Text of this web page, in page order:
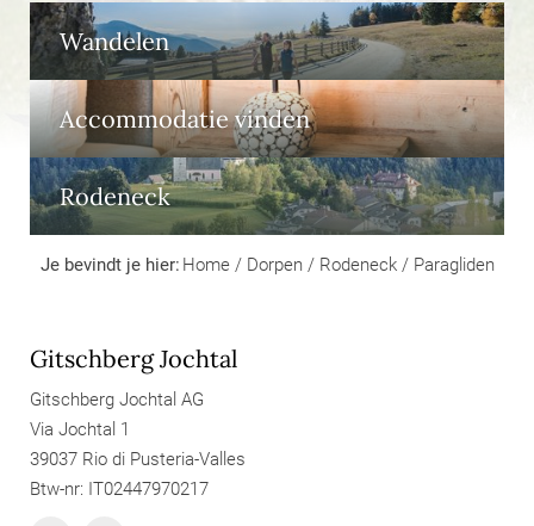
Wandelen
Accommodatie vinden
Rodeneck
Je bevindt je hier: Home / Dorpen / Rodeneck / Paragliden
Gitschberg Jochtal
Gitschberg Jochtal AG
Via Jochtal 1
39037 Rio di Pusteria-Valles
Btw-nr: IT02447970217